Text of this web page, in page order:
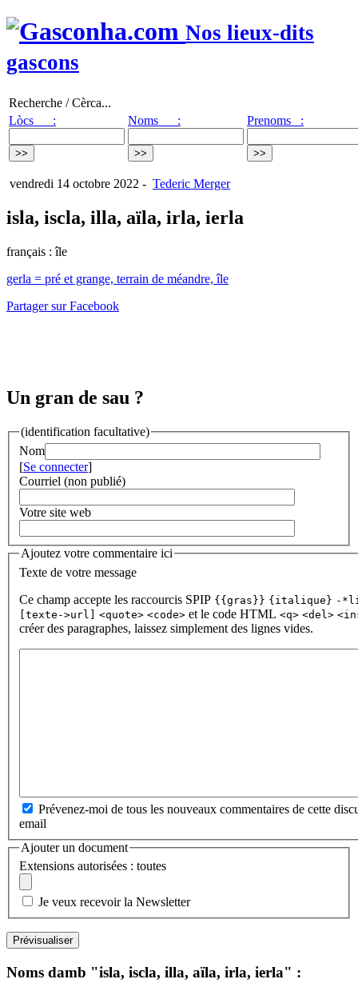
Nos lieux-dits
gascons
Recherche / Cèrca...
Lòcs :
Noms : Prenoms :
vendredi 14 octobre 2022 - Tederic Merger
isla, iscla, illa, aïla, irla, ierla
français : île
gerla = pré et grange, terrain de méandre, île
Partager sur Facebook
Un gran de sau ?
(identification facultative)
Nom
[Se connecter]
Courriel (non publié)
Votre site web
Ajoutez votre commentaire ici
Texte de votre message
Ce champ accepte les raccourcis SPIP {{gras}} {italique} -
[texte->url] <quote> <code> et le code HTML <q> <del>
créer des paragraphes, laissez simplement des lignes vides.
Prévenez-moi de tous les nouveaux commentaires de cette
email
Ajouter un document
Extensions autorisées : toutes
Je veux recevoir la Newsletter
Noms damb "isla, iscla, illa, aïla, irla, ierla" :